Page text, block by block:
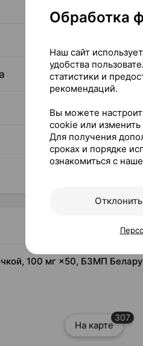
100 мг ×50, БЗМП
На карте
307
Обработка
Наш сайт
удобства
статистики и
рекомендаций.
Вы можете
cookie или изменить
Для получения
сроках и порядке
ознакомиться с
Отклонить